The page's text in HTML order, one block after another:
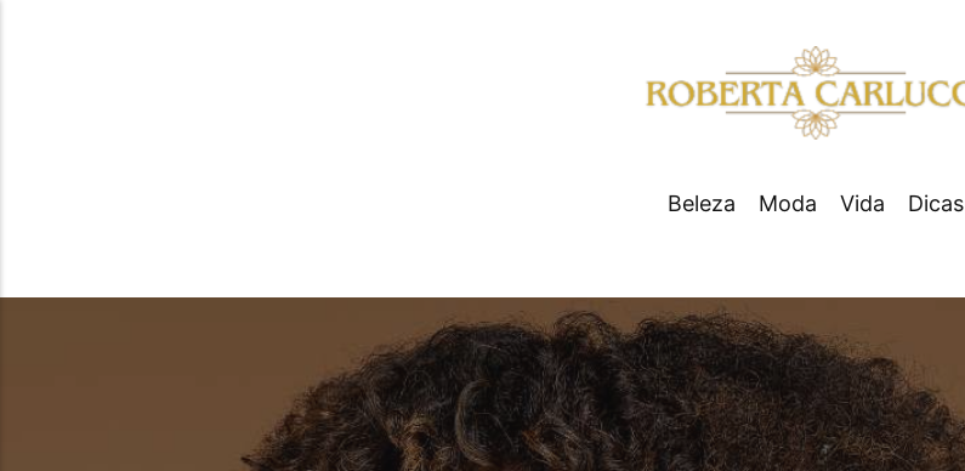
Beleza Moda Vida Dicas